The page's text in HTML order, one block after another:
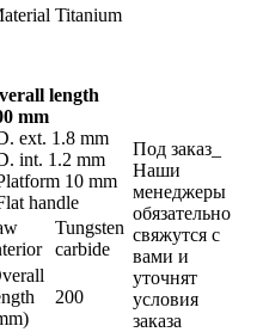
Titanium
length
mm
ext. 1.8 mm
int. 1.2 mm
10 mm
handle
Tungsten
carbide
200
Под заказ_
Наши
менеджеры
обязательно
свяжутся с
вами и
уточнят
условия
заказа